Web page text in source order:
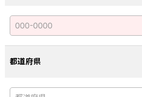
都道府県